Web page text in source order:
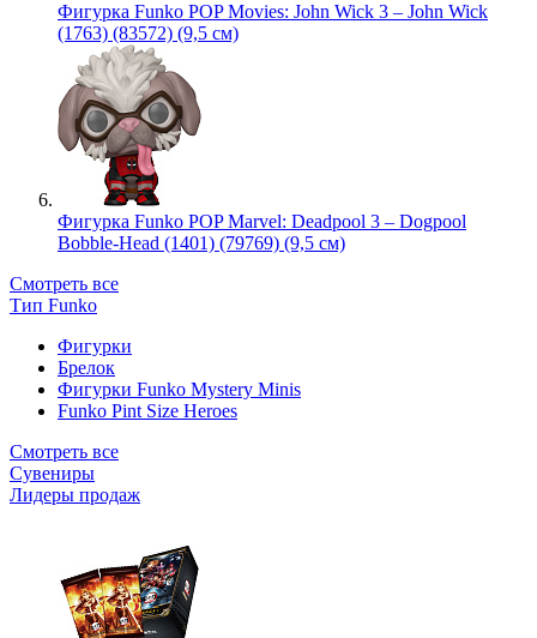
Фигурка Funko POP Movies: John Wick 3 – John Wick
(1763) (83572) (9,5 см)
Фигурка Funko POP Marvel: Deadpool 3 – Dogpool
Bobble-Head (1401) (79769) (9,5 см)
Смотреть все
Тип Funko
Фигурки
Брелок
Фигурки Funko Mystery Minis
Funko Pint Size Heroes
Смотреть все
Сувениры
Лидеры продаж